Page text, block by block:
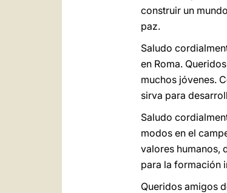
construir un
paz.
Saludo
en Roma.
muchos jóvenes.
sirva para
Saludo
modos en el
valores humanos,
para la formación
Queridos amigos